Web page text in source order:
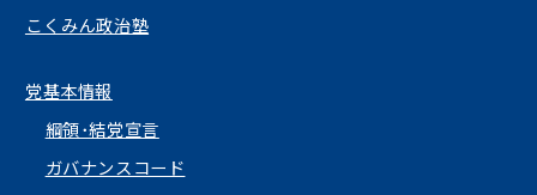
こくみん政治塾
党基本情報
綱領･結党宣言
ガバナンスコード